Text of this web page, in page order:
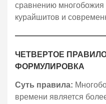
сравнению
курайшитов и
ЧЕТВЕРТОЕ
ФОРМУЛИРОВКА
Суть правила:
времени является